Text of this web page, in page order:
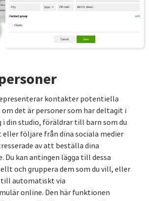
kontakter potentiella
det är personer som har deltagit i
din studio, föräldrar till barn som du
följare från dina sociala medier
av att beställa dina
Du kan antingen lägga till dessa
och gruppera dem som du vill, eller
till automatiskt via
online. Den här funktionen